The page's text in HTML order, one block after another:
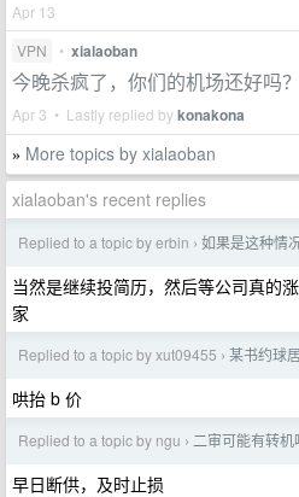
Apr 13
VPN
• xialaoban
今晚杀疯了，你们的机场还好吗？
Apr 3 • Lastly replied bykonakona
» More topics by xialaoban
xialaoban's recent replies
Replied to a topic by erbin › 如果是这种情
当然是继续投简历，然后等公司真的
家
Replied to a topic by xut09455 › 某书约球
哄抬 b 价
Replied to a topic by ngu › 二审可能有转机
早日断供，及时止损